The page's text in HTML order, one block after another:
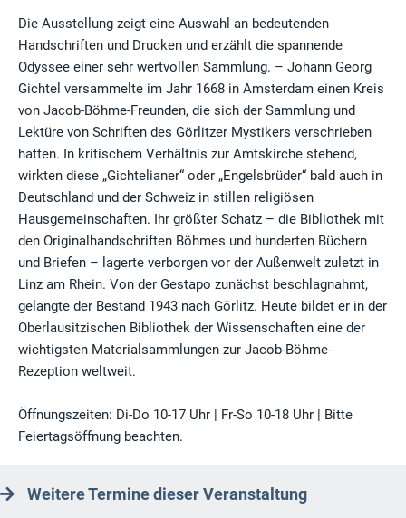
Die Ausstellung zeigt eine Auswahl an bedeutenden
Handschriften und Drucken und erzählt die spannende
Odyssee einer sehr wertvollen Sammlung. – Johann Georg
Gichtel versammelte im Jahr 1668 in Amsterdam einen Kreis
von Jacob-Böhme-Freunden, die sich der Sammlung und
Lektüre von Schriften des Görlitzer Mystikers verschrieben
hatten. In kritischem Verhältnis zur Amtskirche stehend,
wirkten diese „Gichtelianer“ oder „Engelsbrüder“ bald auch in
Deutschland und der Schweiz in stillen religiösen
Hausgemeinschaften. Ihr größter Schatz – die Bibliothek mit
den Originalhandschriften Böhmes und hunderten Büchern
und Briefen – lagerte verborgen vor der Außenwelt zuletzt in
Linz am Rhein. Von der Gestapo zunächst beschlagnahmt,
gelangte der Bestand 1943 nach Görlitz. Heute bildet er in der
Oberlausitzischen Bibliothek der Wissenschaften eine der
wichtigsten Materialsammlungen zur Jacob-Böhme-
Rezeption weltweit.
Öffnungszeiten: Di-Do 10-17 Uhr | Fr-So 10-18 Uhr | Bitte
Feiertagsöffnung beachten.
Weitere Termine dieser Veranstaltung